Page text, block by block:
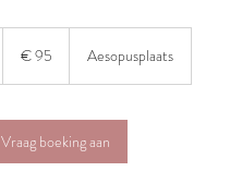
€ 95 Aesopusplaats
Vraag boeking aan